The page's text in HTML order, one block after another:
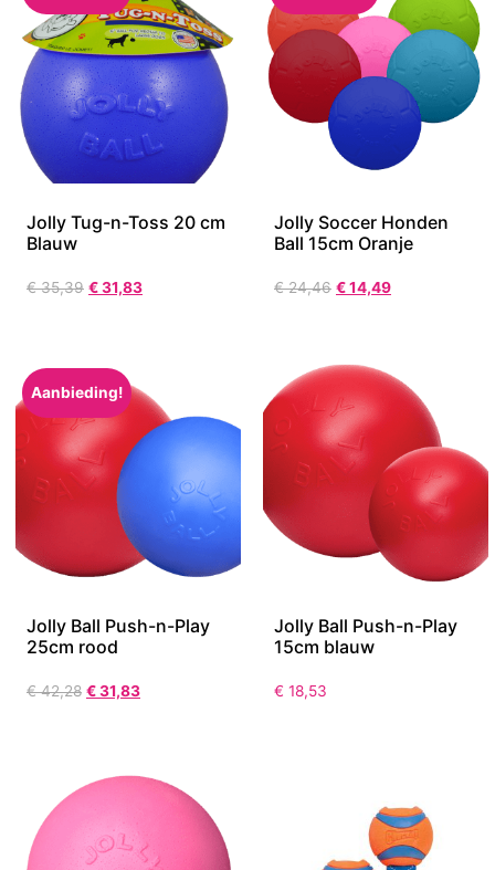
Jolly Tug-n-Toss 20 cm
Blauw
€35,39 €31,83
Jolly Soccer Honden
Ball 15cm Oranje
€24,46 €14,49
Aanbieding!
Jolly Ball Push-n-Play
25cm rood
€42,28 €31,83
Jolly Ball Push-n-Play
15cm blauw
€ 18,53